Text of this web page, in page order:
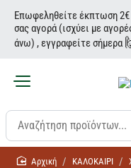
Επωφεληθείτε έκπτωση
σας αγορά (ισχύει με
άνω) , εγγραφείτε σήμερα
homeΚΑΛΟΚΑΙΡΙ